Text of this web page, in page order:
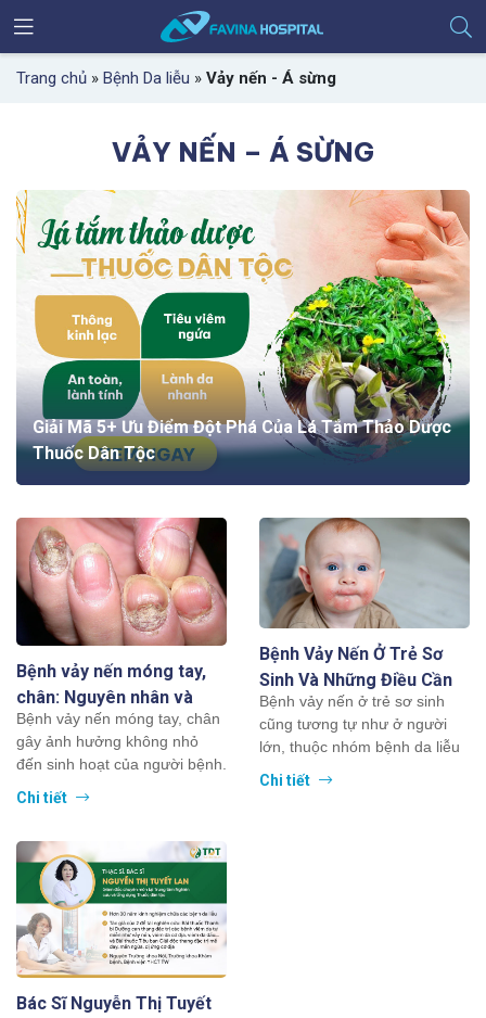
Trang chủ » Bệnh Da liễu » Vảy nến - Á sừng
VẢY NẾN – Á SỪNG
Giải Mã 5+ Ưu Điểm Đột Phá Của Lá Tắm Thảo Dược
Thuốc Dân Tộc
Bệnh vảy nến móng tay,
chân: Nguyên nhân và
cách điều trị
Bệnh vảy nến móng tay, chân
gây ảnh hưởng không nhỏ
đến sinh hoạt của người bệnh.
Đây là bệnh lý mãn tính, nhận
Chi tiết
Bệnh Vảy Nến Ở Trẻ Sơ
Sinh Và Những Điều Cần
Lưu Ý
Bệnh vảy nến ở trẻ sơ sinh
cũng tương tự như ở người
lớn, thuộc nhóm bệnh da liễu
liên quan mật thiết với hệ...
Chi tiết
Bác Sĩ Nguyễn Thị Tuyết